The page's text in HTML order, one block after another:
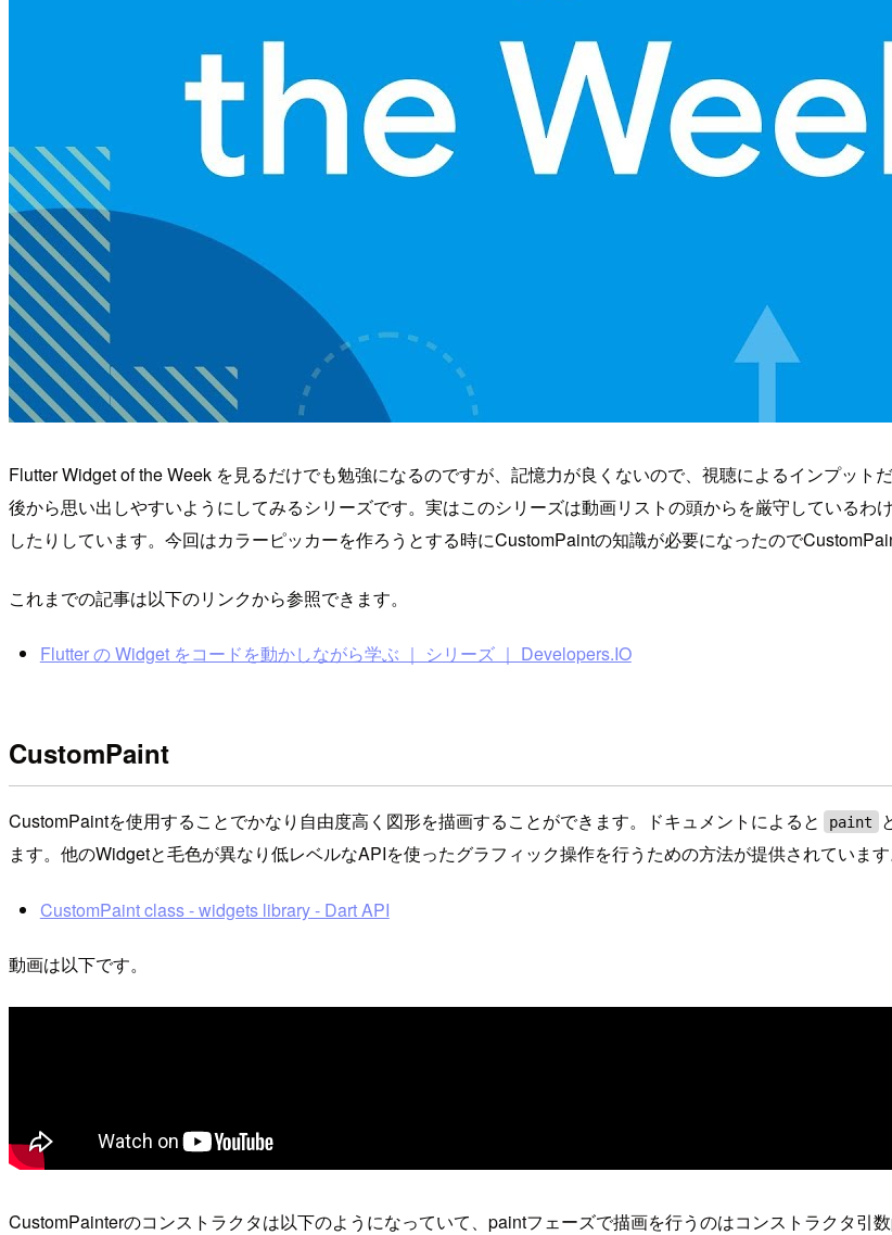
Flutter Widget of the Week を見るだけでも勉強になるのですが、記憶力が良くないので、視聴によるインプッ
後から思い出しやすいようにしてみるシリーズです。実はこのシリーズは動画リストの頭からを厳守している
したりしています。今回はカラーピッカーを作ろうとする時にCustomPaintの知識が必要になったので
これまでの記事は以下のリンクから参照できます。
Flutter の Widget をコードを動かしながら学ぶ ｜ シリーズ ｜ Developers.IO
CustomPaint
CustomPaintを使用することでかなり自由度高く図形を描画することができます。ドキュメントによると paint
ます。他のWidgetと毛色が異なり低レベルなAPIを使ったグラフィック操作を行うための方法が提供されています
CustomPaint class - widgets library - Dart API
動画は以下です。
CustomPainterのコンストラクタは以下のようになっていて、paintフェーズで描画を行うのはコンストラクタ引